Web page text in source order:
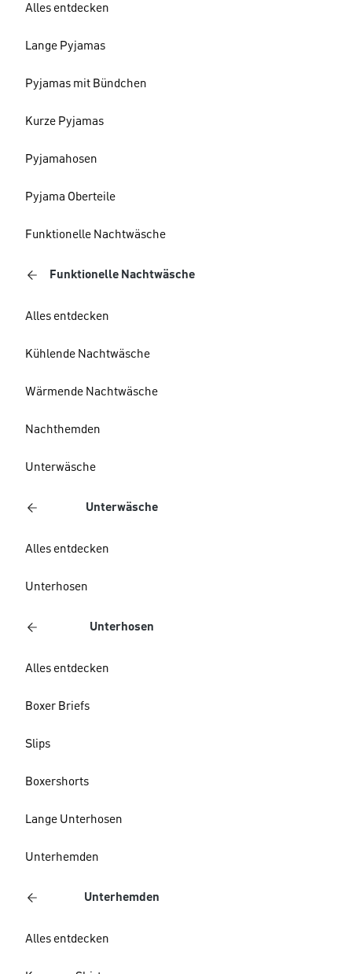
Alles entdecken
Lange Pyjamas
Pyjamas mit Bündchen
Kurze Pyjamas
Pyjamahosen
Pyjama Oberteile
Funktionelle Nachtwäsche
Funktionelle Nachtwäsche
Alles entdecken
Kühlende Nachtwäsche
Wärmende Nachtwäsche
Nachthemden
Unterwäsche
Unterwäsche
Alles entdecken
Unterhosen
Unterhosen
Alles entdecken
Boxer Briefs
Slips
Boxershorts
Lange Unterhosen
Unterhemden
Unterhemden
Alles entdecken